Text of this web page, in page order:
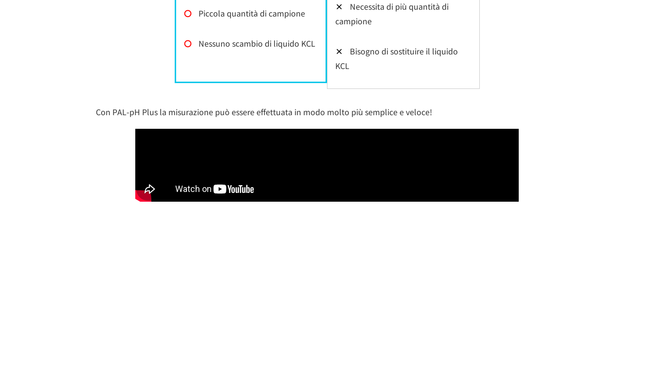
〇 Piccola quantità di campione
〇 Nessuno scambio di liquido KCL
×
Necessita di più quantità di
campione
×
Bisogno di sostituire il liquido
KCL
Con PAL-pH Plus la misurazione può essere effettuata in modo molto più semplice e veloce!